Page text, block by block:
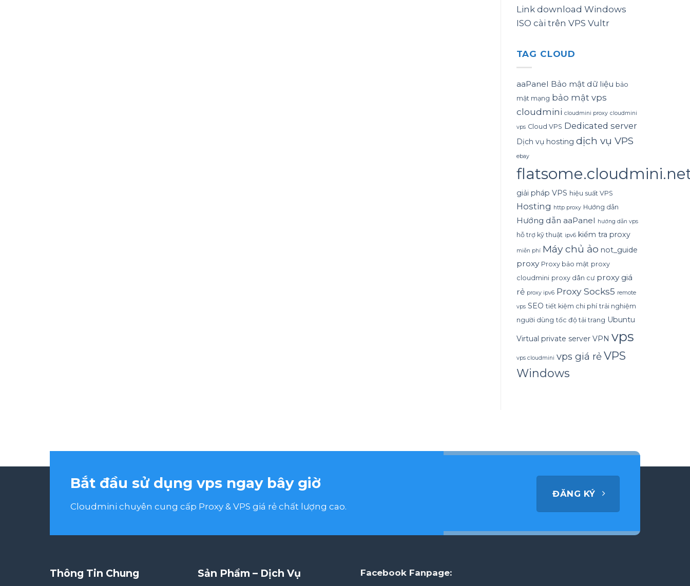
Link download Windows
ISO cài trên VPS Vultr
TAG CLOUD
aaPanel Bảo mật dữ liệu bảo
mật mạng bảo mật vps
cloudmini cloudmini proxy cloudmini
vps Cloud VPS Dedicated server
Dịch vụ hosting dịch vụ VPS
ebay
giải pháp VPS hiệu suất VPS
Hosting http proxy Hướng dẫn
Hướng dẫn aaPanel hướng dẫn vps
hỗ trợ kỹ thuật ipv6 kiểm tra proxy
miễn phí Máy chủ ảo not_guide
proxy Proxy bảo mật proxy
cloudmini proxy dân cư proxy giá
rẻ proxy ipv6 Proxy Socks5 remote
vps SEO tiết kiệm chi phí trải nghiệm
người dùng tốc độ tải trang Ubuntu
Virtual private server VPN vps
vps cloudmini vps giá rẻVPS
Windows
Bắt đầu sử dụng vps ngay bây giờ
Cloudmini chuyên cung cấp Proxy & VPS giá rẻ chất lượng cao.
ĐĂNG KÝ
Thông Tin Chung Sản Phẩm – Dịch Vụ Facebook Fanpage: